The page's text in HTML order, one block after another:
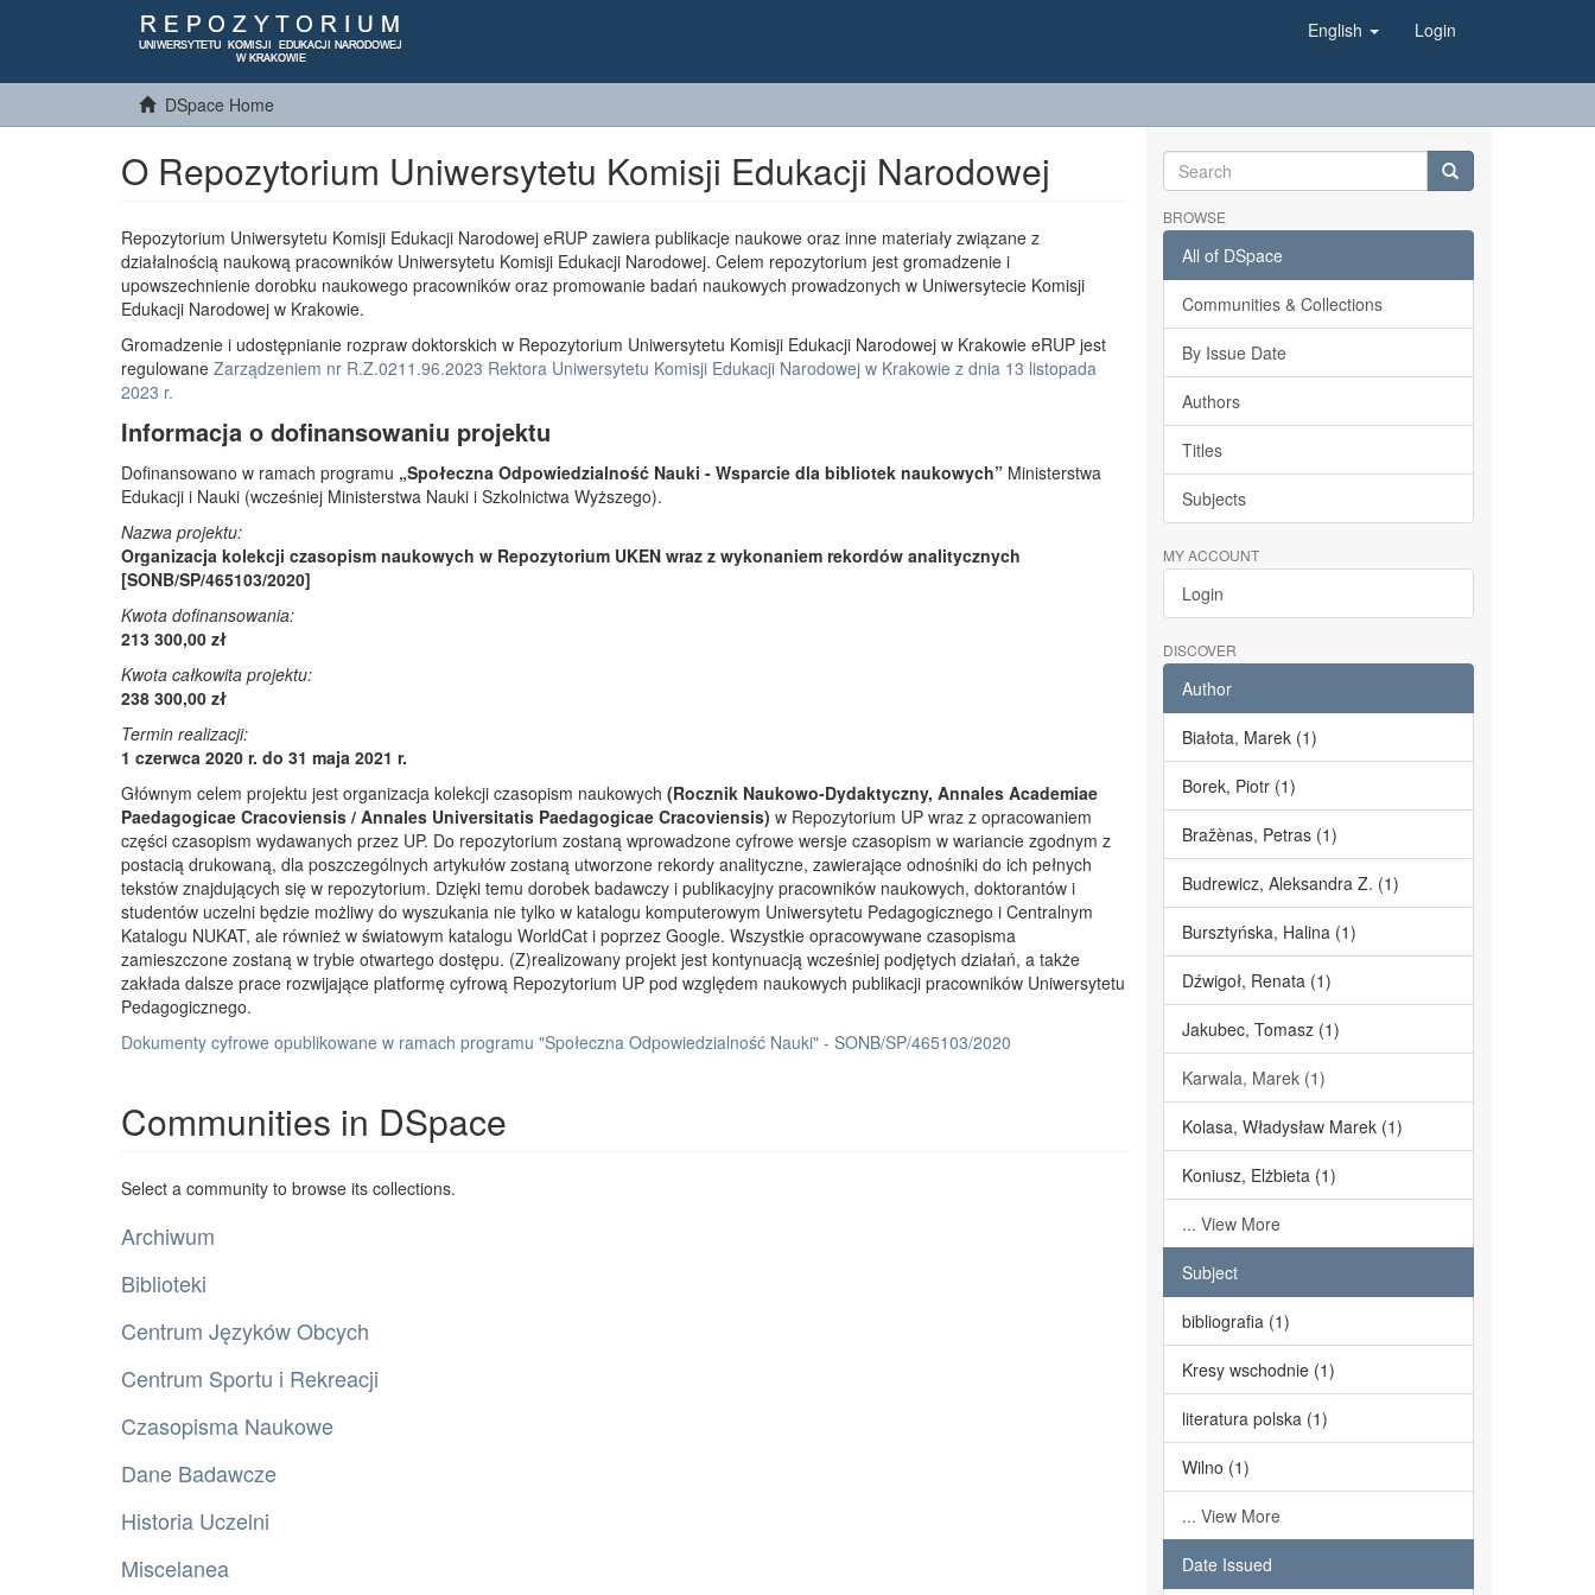
English Login
DSpace Home
O Repozytorium Uniwersytetu Komisji Edukacji Narodowej
Repozytorium Uniwersytetu Komisji Edukacji Narodowej eRUP zawiera publikacje naukowe oraz inne materiały związane z
działalnością naukową pracowników Uniwersytetu Komisji Edukacji Narodowej. Celem repozytorium jest gromadzenie i
upowszechnienie dorobku naukowego pracowników oraz promowanie badań naukowych prowadzonych w Uniwersytecie Komisji
Edukacji Narodowej w Krakowie.
Gromadzenie i udostępnianie rozpraw doktorskich w Repozytorium Uniwersytetu Komisji Edukacji Narodowej w Krakowie eRUP jest
regulowane Zarządzeniem nr R.Z.0211.96.2023 Rektora Uniwersytetu Komisji Edukacji Narodowej w Krakowie z dnia 13 listopada
2023 r.
Informacja o dofinansowaniu projektu
Dofinansowano w ramach programu „Społeczna Odpowiedzialność Nauki - Wsparcie dla bibliotek naukowych” Ministerstwa
Edukacji i Nauki (wcześniej Ministerstwa Nauki i Szkolnictwa Wyższego).
Nazwa projektu:
Organizacja kolekcji czasopism naukowych w Repozytorium UKEN wraz z wykonaniem rekordów analitycznych
[SONB/SP/465103/2020]
Kwota dofinansowania:
213 300,00 zł
Kwota całkowita projektu:
238 300,00 zł
Termin realizacji:
1 czerwca 2020 r. do 31 maja 2021 r.
Głównym celem projektu jest organizacja kolekcji czasopism naukowych (Rocznik Naukowo-Dydaktyczny, Annales Academiae
Paedagogicae Cracoviensis / Annales Universitatis Paedagogicae Cracoviensis) w Repozytorium UP wraz z opracowaniem
części czasopism wydawanych przez UP. Do repozytorium zostaną wprowadzone cyfrowe wersje czasopism w wariancie zgodnym z
postacią drukowaną, dla poszczególnych artykułów zostaną utworzone rekordy analityczne, zawierające odnośniki do ich pełnych
tekstów znajdujących się w repozytorium. Dzięki temu dorobek badawczy i publikacyjny pracowników naukowych, doktorantów i
studentów uczelni będzie możliwy do wyszukania nie tylko w katalogu komputerowym Uniwersytetu Pedagogicznego i Centralnym
Katalogu NUKAT, ale również w światowym katalogu WorldCat i poprzez Google. Wszystkie opracowywane czasopisma
zamieszczone zostaną w trybie otwartego dostępu. (Z)realizowany projekt jest kontynuacją wcześniej podjętych działań, a także
zakłada dalsze prace rozwijające platformę cyfrową Repozytorium UP pod względem naukowych publikacji pracowników Uniwersytetu
Pedagogicznego.
Dokumenty cyfrowe opublikowane w ramach programu "Społeczna Odpowiedzialność Nauki" - SONB/SP/465103/2020
Communities in DSpace
Select a community to browse its collections.
Archiwum
Biblioteki
Centrum Języków Obcych
Centrum Sportu i Rekreacji
Czasopisma Naukowe
Dane Badawcze
Historia Uczelni
Miscelanea
BROWSE
All of DSpace
Communities & Collections
By Issue Date
Authors
Titles
Subjects
MY ACCOUNT
Login
DISCOVER
Author
Białota, Marek (1)
Borek, Piotr (1)
Bražènas, Petras (1)
Budrewicz, Aleksandra Z. (1)
Bursztyńska, Halina (1)
Dźwigoł, Renata (1)
Jakubec, Tomasz (1)
Karwala, Marek (1)
Kolasa, Władysław Marek (1)
Koniusz, Elżbieta (1)
... View More
Subject
bibliografia (1)
Kresy wschodnie (1)
literatura polska (1)
Wilno (1)
... View More
Date Issued